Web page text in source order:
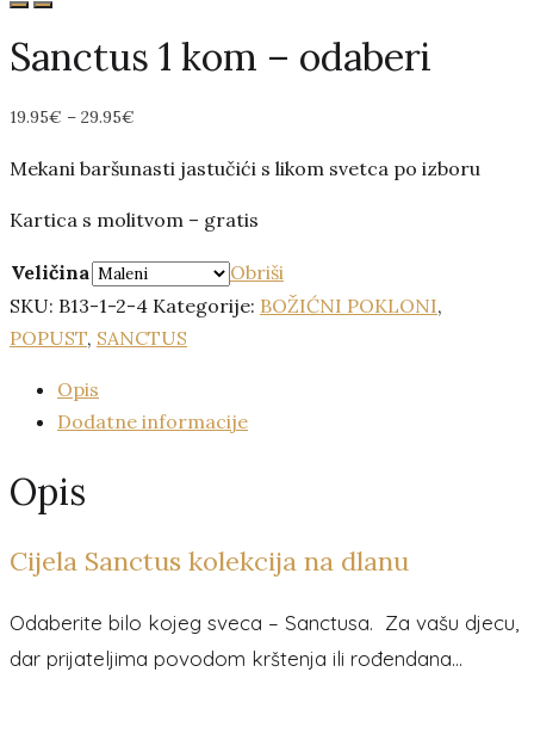
Sanctus 1 kom – odaberi
19.95€ – 29.95€
Mekani baršunasti jastučići s likom svetca po izboru
Kartica s molitvom – gratis
Veličina
Obriši
SKU: B13-1-2-4 Kategorije: BOŽIĆNI POKLONI,
POPUST, SANCTUS
Opis
Dodatne informacije
Opis
Cijela Sanctus kolekcija na dlanu
Odaberite bilo kojeg sveca – Sanctusa. Za vašu djecu,
dar prijateljima povodom krštenja ili rođendana…